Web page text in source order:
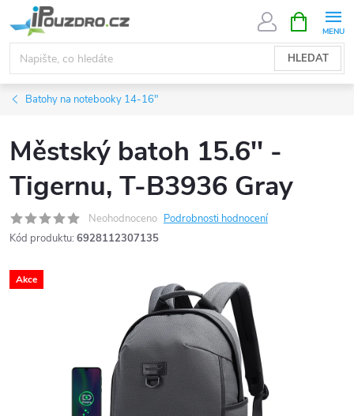
na
obsah
HLEDAT
NÁKUPNÍ
KOŠÍK
Batohy na notebooky 14-16"
Městský batoh 15.6'' -
Tigernu, T-B3936 Gray
Neohodnoceno Podrobnosti hodnocení
Kód produktu: 6928112307135
Akce